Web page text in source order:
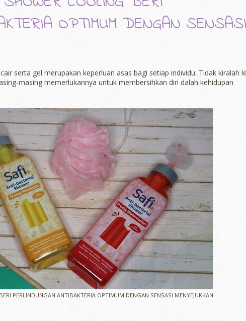
OPTIMUM DENGAN SENSASI
serta gel merupakan keperluan asas bagi setiap individu. Tidak kiralah
masing memerlukannya untuk membersihkan diri dalah kehidupan
PERLINDUNGAN ANTIBAKTERIA OPTIMUM DENGAN SENSASI MENYEJUKKAN.